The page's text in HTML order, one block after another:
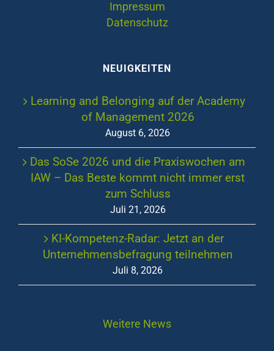
Impressum
Datenschutz
NEUIGKEITEN
Learning and Belonging auf der Academy
of Management 2026
August 6, 2026
Das SoSe 2026 und die Praxiswochen am
IAW – Das Beste kommt nicht immer erst
zum Schluss
Juli 21, 2026
KI-Kompetenz-Radar: Jetzt an der
Unternehmensbefragung teilnehmen
Juli 8, 2026
Weitere News